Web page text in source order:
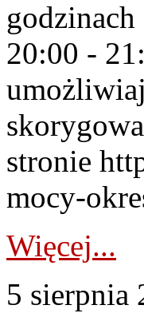
20:00 -
stronie
mocy-
Więcej...
5 sierpnia